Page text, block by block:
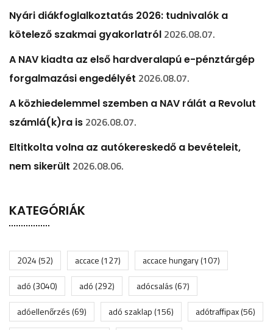
Nyári diákfoglalkoztatás 2026: tudnivalók a
kötelező szakmai gyakorlatról 2026.08.07.
A NAV kiadta az első hardveralapú e-pénztárgép
forgalmazási engedélyét 2026.08.07.
A közhiedelemmel szemben a NAV rálát a Revolut
számlá(k)ra is 2026.08.07.
Eltitkolta volna az autókereskedő a bevételeit,
nem sikerült 2026.08.06.
KATEGÓRIÁK
2024(52) accace(127) accace hungary(107)
adó(3040) adó(292) adócsalás(67)
adóellenőrzés(69) adó szaklap(156) adótraffipax(56)